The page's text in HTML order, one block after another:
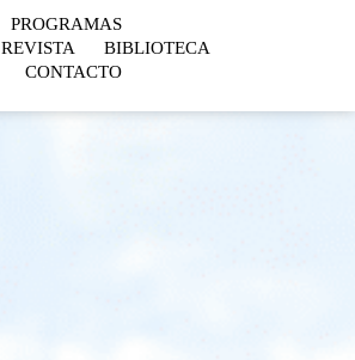
PROGRAMAS
REVISTA
BIBLIOTECA
CONTACTO